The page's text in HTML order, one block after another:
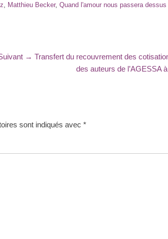
, Matthieu Becker, Quand l'amour nous passera dessus
→ Article
Transfert du recouvrement des
des auteurs de l’AGESSA
sont indiqués avec *